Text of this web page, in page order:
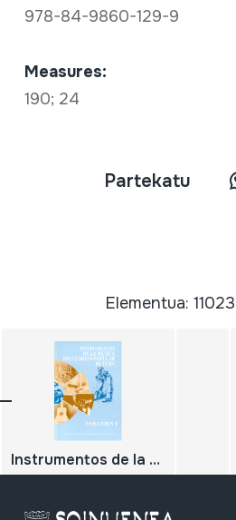
978-84-9860-129-9
Measures:
190; 24
Partekatu
Elementua:
Instrumentos de la Música Folclórico-Popular de Cuba. Volumen 1